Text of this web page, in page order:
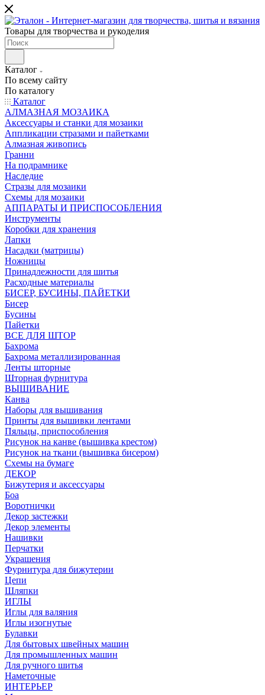
Товары для творчества и рукоделия
Каталог
По всему сайту
По каталогу
Каталог
АЛМАЗНАЯ МОЗАИКА
Аксессуары и станки для мозаики
Аппликации стразами и пайетками
Алмазная живопись
Гранни
На подрамнике
Наследие
Стразы для мозаики
Схемы для мозаики
АППАРАТЫ И ПРИСПОСОБЛЕНИЯ
Инструменты
Коробки для хранения
Лапки
Насадки (матрицы)
Ножницы
Принадлежности для шитья
Расходные материалы
БИСЕР, БУСИНЫ, ПАЙЕТКИ
Бисер
Бусины
Пайетки
ВСЕ ДЛЯ ШТОР
Бахрома
Бахрома металлизированная
Ленты шторные
Шторная фурнитура
ВЫШИВАНИЕ
Канва
Наборы для вышивания
Принты для вышивки лентами
Пяльцы, приспособления
Рисунок на канве (вышивка крестом)
Рисунок на ткани (вышивка бисером)
Схемы на бумаге
ДЕКОР
Бижутерия и аксессуары
Боа
Воротнички
Декор застежки
Декор элементы
Нашивки
Перчатки
Украшения
Фурнитура для бижутерии
Цепи
Шляпки
ИГЛЫ
Иглы для валяния
Иглы изогнутые
Булавки
Для бытовых швейных машин
Для промышленных машин
Для ручного шитья
Наметочные
ИНТЕРЬЕР